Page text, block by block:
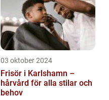
03 oktober 2024
Frisör i Karlshamn –
hårvård för alla stilar och
behov